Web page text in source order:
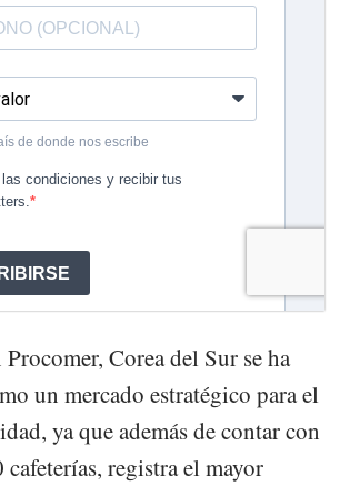
Corea del Sur se ha
un mercado estratégico para el
ya que además de contar con
cafeterías, registra el mayor